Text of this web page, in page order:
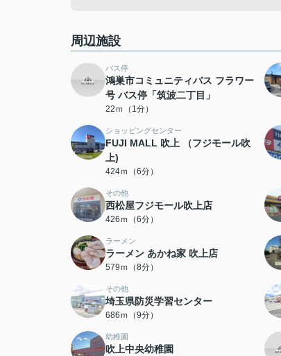
周辺施設
バス停
鴻巣市コミュニティバス フラワー
号 バス停「筑波二丁目」
22ｍ（1分）
ショッピングセンター
FUJI MALL 吹上 （フジモール吹
上)
424ｍ（6分）
その他
西松屋フジモール吹上店
426ｍ（6分）
ラーメン
ラーメン あかね家 吹上店
579ｍ（8分）
その他
埼玉県防災学習センター
686ｍ（9分）
幼稚園
吹上中央幼稚園